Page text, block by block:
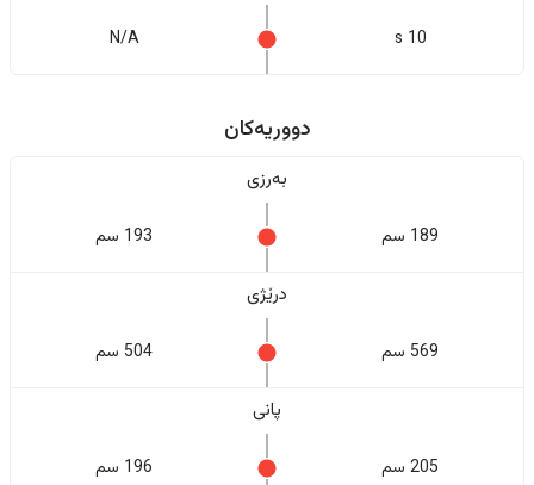
10 s
N/A
دووریەکان
بەرزی
189 سم 193 سم
درێژی
569 سم 504 سم
پانی
205 سم 196 سم